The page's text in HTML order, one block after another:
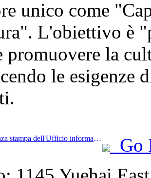
unico come
L'obiettivo è
promuovere la
le esigenze
Prev:Conferenza stampa dell'Ufficio informazioni del Consiglio di Stato: Attualmente, nel mio Paese ci sono 28 porti di frontiera in grado di fornire servizi turistici con guida autonoma
Go